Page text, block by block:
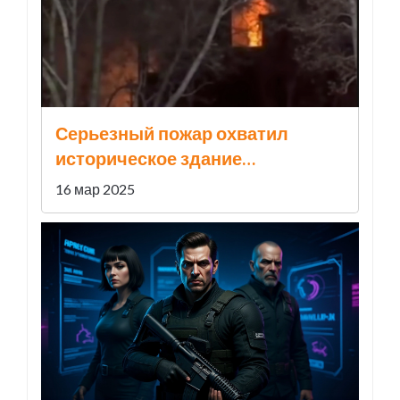
Серьезный пожар охватил
историческое здание
Электрозавода в Москве
16 мар 2025